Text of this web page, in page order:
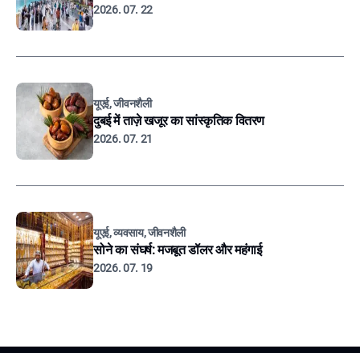
2026. 07. 22
यूएई, जीवनशैली
दुबई में ताज़े खजूर का सांस्कृतिक वितरण
2026. 07. 21
यूएई, व्यवसाय, जीवनशैली
सोने का संघर्ष: मजबूत डॉलर और महंगाई
2026. 07. 19